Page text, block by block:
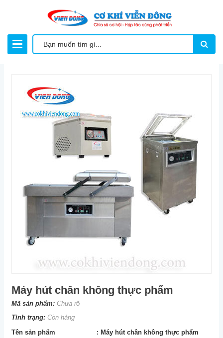
Máy hút chân không thực phẩm
Mã sản phẩm: Chưa rõ
Tình trạng: Còn hàng
Tên sản phẩm
: Máy hút chân không thực phẩm